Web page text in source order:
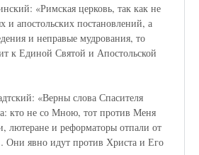
«Римская церковь, так как не
и апостольских постановлений, а
и неправые мудрования, то
к Единой Святой и Апостольской
«Верны слова Спасителя
кто не со Мною, тот против Меня
лютеране и реформаторы отпали от
явно идут против Христа и Его